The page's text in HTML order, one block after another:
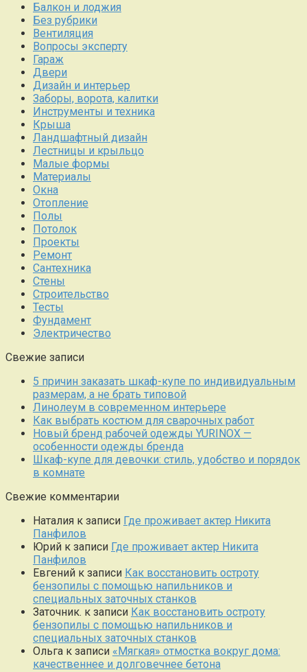
Балкон и лоджия
Без рубрики
Вентиляция
Вопросы эксперту
Гараж
Двери
Дизайн и интерьер
Заборы, ворота, калитки
Инструменты и техника
Крыша
Ландшафтный дизайн
Лестницы и крыльцо
Малые формы
Материалы
Окна
Отопление
Полы
Потолок
Проекты
Ремонт
Сантехника
Стены
Строительство
Тесты
Фундамент
Электричество
Свежие записи
5 причин заказать шкаф-купе по индивидуальным
размерам, а не брать типовой
Линолеум в современном интерьере
Как выбрать костюм для сварочных работ
Новый бренд рабочей одежды YURINOX —
особенности одежды бренда
Шкаф-купе для девочки: стиль, удобство и порядок
в комнате
Свежие комментарии
Наталия к записи Где проживает актер Никита
Панфилов
Юрий к записи Где проживает актер Никита
Панфилов
Евгений к записи Как восстановить остроту
бензопилы с помощью напильников и
специальных заточных станков
Заточник. к записи Как восстановить остроту
бензопилы с помощью напильников и
специальных заточных станков
Ольга к записи «Мягкая» отмостка вокруг дома:
качественнее и долговечнее бетона